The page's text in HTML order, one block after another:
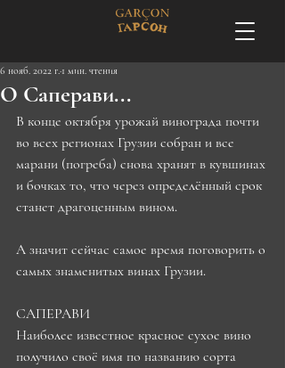
О Саперави...
6 нояб. 2022 г. 1 мин. чтения
В конце октября урожай винограда почти
во всех регионах Грузии собран и все
марани (погреба) снова хранят в кувшинах
и бочках то, что через определённый срок
станет драгоценным вином.
А значит сейчас самое время поговорить о
самых знаменитых винах Грузии.
САПЕРАВИ
Наиболее известное красное сухое вино
получило своё имя по названию сорта